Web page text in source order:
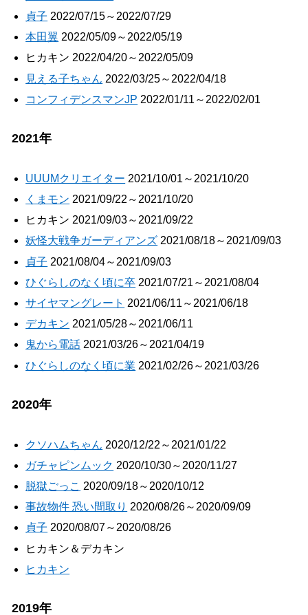
貞子 2022/07/15～2022/07/29
本田翼 2022/05/09～2022/05/19
ヒカキン 2022/04/20～2022/05/09
見える子ちゃん 2022/03/25～2022/04/18
コンフィデンスマンJP 2022/01/11～2022/02/01
2021年
UUUMクリエイター 2021/10/01～2021/10/20
くまモン 2021/09/22～2021/10/20
ヒカキン 2021/09/03～2021/09/22
妖怪大戦争ガーディアンズ 2021/08/18～2021/09/03
貞子 2021/08/04～2021/09/03
ひぐらしのなく頃に卒 2021/07/21～2021/08/04
サイヤマングレート 2021/06/11～2021/06/18
デカキン 2021/05/28～2021/06/11
鬼から電話 2021/03/26～2021/04/19
ひぐらしのなく頃に業 2021/02/26～2021/03/26
2020年
クソハムちゃん 2020/12/22～2021/01/22
ガチャピンムック 2020/10/30～2020/11/27
脱獄ごっこ 2020/09/18～2020/10/12
事故物件 恐い間取り 2020/08/26～2020/09/09
貞子 2020/08/07～2020/08/26
ヒカキン＆デカキン
ヒカキン
2019年